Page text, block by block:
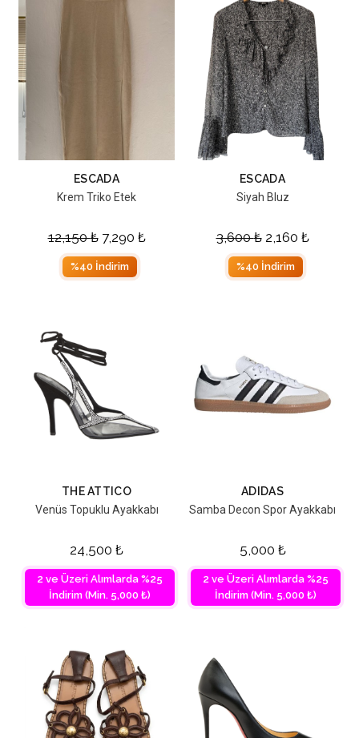
ESCADA
Krem Triko Etek
12,150₺ 7,290 ₺
%40 İndirim
ESCADA
Siyah Bluz
3,600₺ 2,160 ₺
%40 İndirim
THE ATTICO
Venüs Topuklu Ayakkabı
24,500 ₺
2 ve Üzeri Alımlarda %25
İndirim (Min. 5,000 ₺)
ADIDAS
Samba Decon Spor Ayakkabı
5,000 ₺
2 ve Üzeri Alımlarda %25
İndirim (Min. 5,000 ₺)